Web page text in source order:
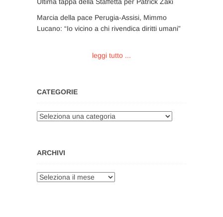
Marcia della pace Perugia-Assisi, Mimmo
Lucano: “Io vicino a chi rivendica diritti umani”
leggi tutto ...
CATEGORIE
Categorie
ARCHIVI
Archivi